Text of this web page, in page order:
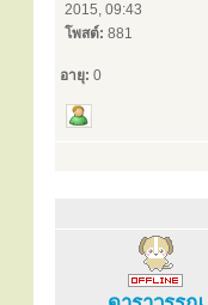
2015, 09:43
โพสต์: 881
อายุ: 0